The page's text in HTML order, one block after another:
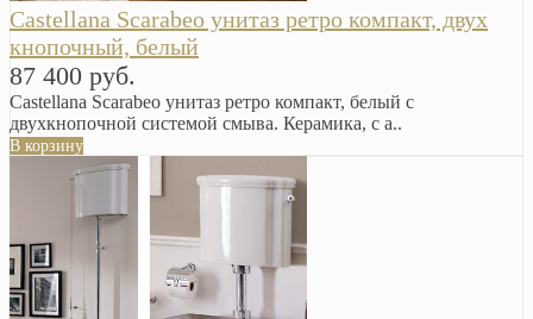
Castellana Scarabeo унитаз ретро компакт, двух
кнопочный, белый
87 400 руб.
Castellana Scarabeo унитаз ретро компакт, белый с
двухкнопочной системой смыва. Керамика, с а..
В корзину